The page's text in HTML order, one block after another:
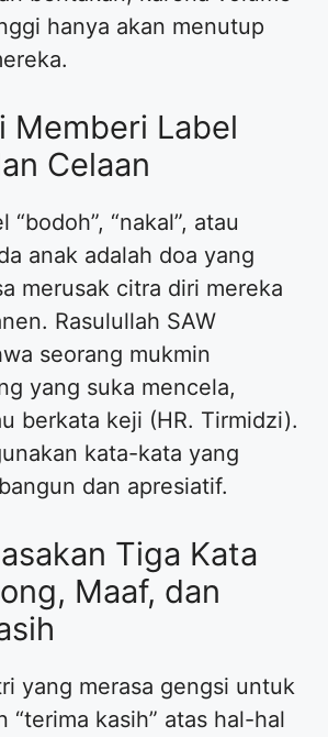
hanya akan menutup
Memberi Label
Celaan
“nakal”, atau
anak adalah doa yang
merusak citra diri mereka
Rasulullah SAW
seorang mukmin
yang suka mencela,
berkata keji (HR. Tirmidzi).
kata-kata yang
dan apresiatif.
Tiga Kata
Maaf, dan
yang merasa gengsi untuk
“terima kasih” atas hal-hal